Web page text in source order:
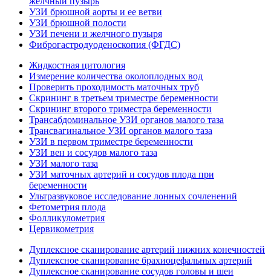
УЗИ брюшной аорты и ее ветви
УЗИ брюшной полости
УЗИ печени и желчного пузыря
Фиброгастродуоденоскопия (ФГДС)
Жидкостная цитология
Измерение количества околоплодных вод
Проверить проходимость маточных труб
Скрининг в третьем триместре беременности
Скрининг второго триместра беременности
Трансабдоминальное УЗИ органов малого таза
Трансвагинальное УЗИ органов малого таза
УЗИ в первом триместре беременности
УЗИ вен и сосудов малого таза
УЗИ малого таза
УЗИ маточных артерий и сосудов плода при
беременности
Ультразвуковое исследование лонных сочленений
Фетометрия плода
Фолликулометрия
Цервикометрия
Дуплексное сканирование артерий нижних конечностей
Дуплексное сканирование брахиоцефальных артерий
Дуплексное сканирование сосудов головы и шеи